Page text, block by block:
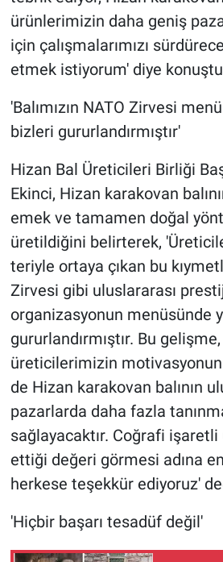
ürünlerimizin daha geniş
için çalışmalarımızı
etmek istiyorum' diye
'Balımızın NATO Zirvesi
bizleri gururlandırmıştır'
Hizan Bal Üreticileri Birliği
Ekinci, Hizan karakovan
emek ve tamamen doğal
üretildiğini belirterek,
teriyle ortaya çıkan bu
Zirvesi gibi uluslararası
organizasyonun menüsünde
gururlandırmıştır. Bu
üreticilerimizin
de Hizan karakovan balının
pazarlarda daha fazla
sağlayacaktır. Coğrafi
ettiği değeri görmesi adına
herkese teşekkür ediyoruz'
'Hiçbir başarı tesadüf değil'